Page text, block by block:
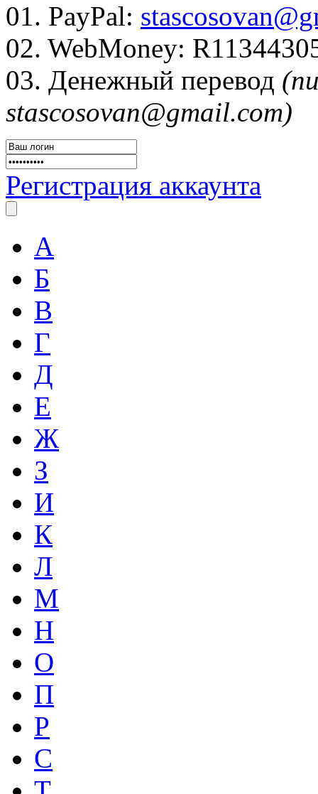
01. PayPal:
02. WebMoney:
03. Денежный перевод
stascosovan@gmail.com)
Регистрация аккаунта
А
Б
В
Г
Д
Е
Ж
З
И
К
Л
М
Н
О
П
Р
С